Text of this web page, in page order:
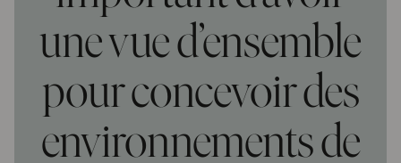
une vue d’ensemble
pour concevoir des
environnements de